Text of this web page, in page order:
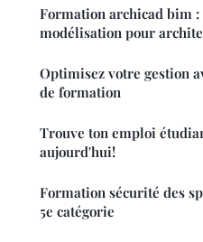
Formation archicad bim
modélisation pour
Optimisez votre gestion
de formation
Trouve ton emploi
aujourd'hui!
Formation sécurité des
5e catégorie